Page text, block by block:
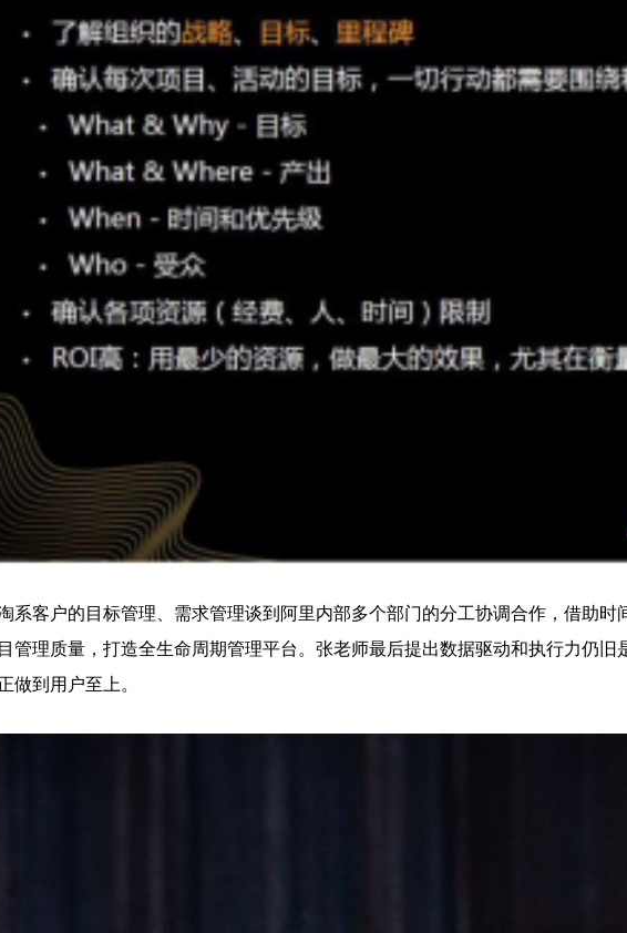
系客户的目标管理、需求管理谈到阿里内部多个部门的分工协调合作，借助时
管理质量，打造全生命周期管理平台。张老师最后提出数据驱动和执行力仍旧
做到用户至上。